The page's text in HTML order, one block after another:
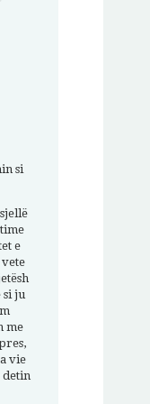
si
e
si ju
me
vie
detin